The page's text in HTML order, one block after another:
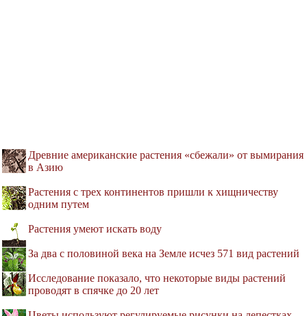
Древние американские растения «сбежали» от вымирания
в Азию
Растения с трех континентов пришли к хищничеству
одним путем
Растения умеют искать воду
За два с половиной века на Земле исчез 571 вид растений
Исследование показало, что некоторые виды растений
проводят в спячке до 20 лет